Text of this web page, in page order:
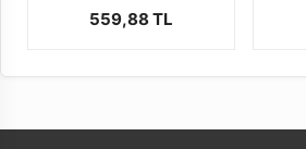
559,88 TL